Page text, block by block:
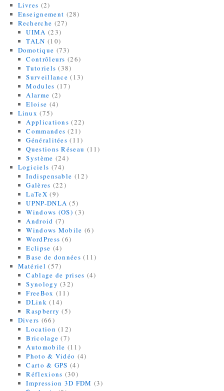
Livres (2)
Enseignement (28)
Recherche (27)
UIMA (23)
TALN (10)
Domotique (73)
Contrôleurs (26)
Tutoriels (38)
Surveillance (13)
Modules (17)
Alarme (2)
Eloise (4)
Linux (75)
Applications (22)
Commandes (21)
Généralitées (11)
Questions Réseau (11)
Système (24)
Logiciels (74)
Indispensable (12)
Galères (22)
LaTeX (9)
UPNP-DNLA (5)
Windows (OS) (3)
Android (7)
Windows Mobile (6)
WordPress (6)
Eclipse (4)
Base de données (11)
Matériel (57)
Cablage de prises (4)
Synology (32)
FreeBox (11)
DLink (14)
Raspberry (5)
Divers (66)
Location (12)
Bricolage (7)
Automobile (11)
Photo & Vidéo (4)
Carto & GPS (4)
Réflexions (30)
Impression 3D FDM (3)